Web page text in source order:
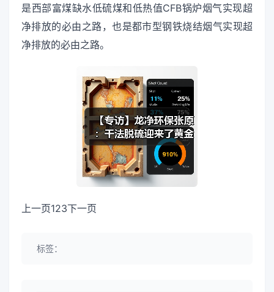
是西部富煤缺水低硫煤和低热值CFB锅炉烟气实现超
净排放的必由之路，也是都市型钢铁烧结烟气实现超
净排放的必由之路。
上一页123下一页
标签：